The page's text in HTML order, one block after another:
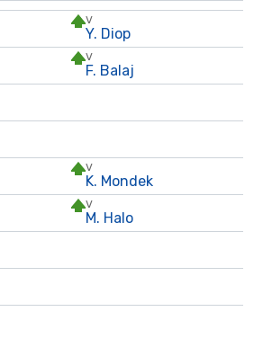
V
Y. Diop
V
F. Balaj
V
K. Mondek
V
M. Halo